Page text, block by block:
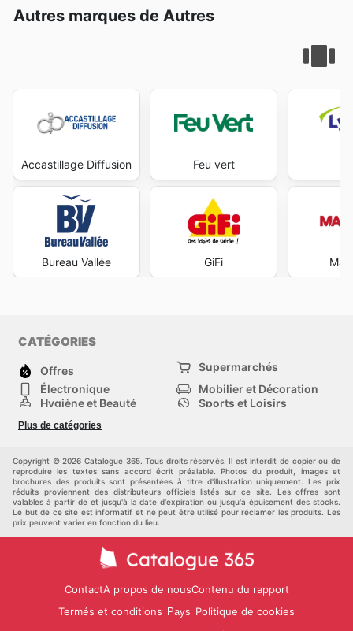
Autres marques de Autres
Accastillage Diffusion
Bureau Vallée
Feu vert
GiFi
CATÉGORIES
Offres
Supermarchés
Électronique
Mobilier et Décoration
Hygiène et Beauté
Sports et Loisirs
Mode
Bricolage, jardin et
Plus de catégories
Copyright © 2026 Catalogue 365. Tous droits réservés. Il est interdit de copier ou de
reproduire les textes sans accord écrit préalable. Photos du produit, images et
brochures des produits sont présentées à titre d'illustration uniquement. Les prix
réduits proviennent des distributeurs officiels listés sur ce site. Les offres sont
valables à partir de et jusqu'à la date d'expiration ou jusqu'à épuisement des stocks.
Le but de ce site est informatif et ne peut être utilisé pour réclamer les produits. Les
prix peuvent varier en fonction du lieu.
ContactA propos de nousContenu du rapport
Termés et conditions Pays Politique de cookies